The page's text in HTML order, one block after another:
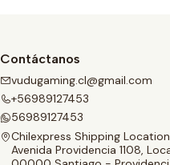
Contáctanos
vudugaming.cl@gmail.com
+56989127453
56989127453
Chilexpress Shipping Location
Avenida Providencia 1108,